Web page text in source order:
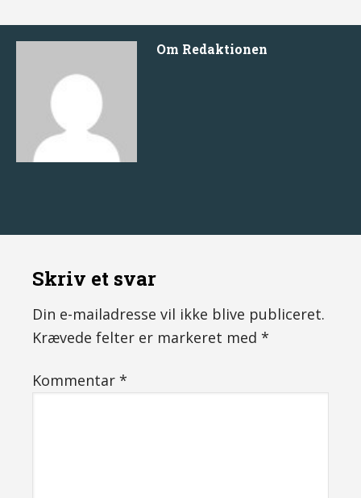
Om Redaktionen
Skriv et svar
Din e-mailadresse vil ikke blive publiceret.
Krævede felter er markeret med *
Kommentar *